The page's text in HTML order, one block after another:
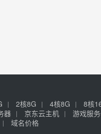
2核8G 4核8G 8核
器 京东云主机 游戏服
域名价格